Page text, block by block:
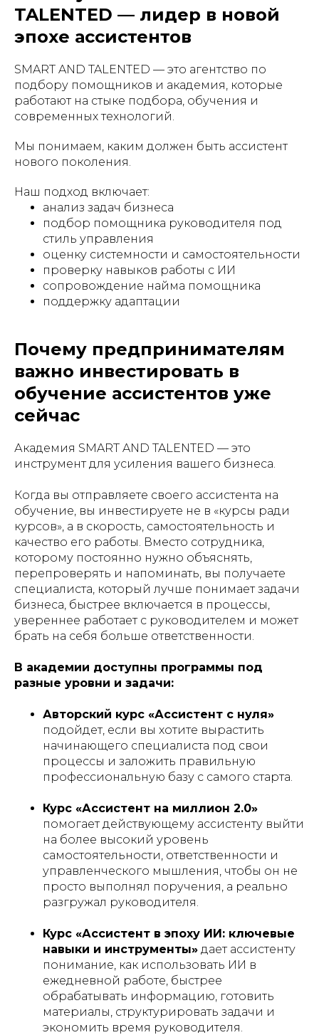
TALENTED — лидер в новой
эпохе ассистентов
SMART AND TALENTED — это агентство по
подбору помощников и академия, которые
работают на стыке подбора, обучения и
современных технологий.
Мы понимаем, каким должен быть ассистент
нового поколения.
Наш подход включает:
анализ задач бизнеса
подбор помощника руководителя под
стиль управления
оценку системности и самостоятельности
проверку навыков работы с ИИ
сопровождение найма помощника
поддержку адаптации
Почему предпринимателям
важно инвестировать в
обучение ассистентов уже
сейчас
Академия SMART AND TALENTED — это
инструмент для усиления вашего бизнеса.
Когда вы отправляете своего ассистента на
обучение, вы инвестируете не в «курсы ради
курсов», а в скорость, самостоятельность и
качество его работы. Вместо сотрудника,
которому постоянно нужно объяснять,
перепроверять и напоминать, вы получаете
специалиста, который лучше понимает задачи
бизнеса, быстрее включается в процессы,
увереннее работает с руководителем и может
брать на себя больше ответственности.
В академии доступны программы под
разные уровни и задачи:
Авторский курс «Ассистент с нуля»
подойдет, если вы хотите вырастить
начинающего специалиста под свои
процессы и заложить правильную
профессиональную базу с самого старта.
Курс «Ассистент на миллион 2.0»
помогает действующему ассистенту выйти
на более высокий уровень
самостоятельности, ответственности и
управленческого мышления, чтобы он не
просто выполнял поручения, а реально
разгружал руководителя.
Курс «Ассистент в эпоху ИИ: ключевые
навыки и инструменты» дает ассистенту
понимание, как использовать ИИ в
ежедневной работе, быстрее
обрабатывать информацию, готовить
материалы, структурировать задачи и
экономить время руководителя.